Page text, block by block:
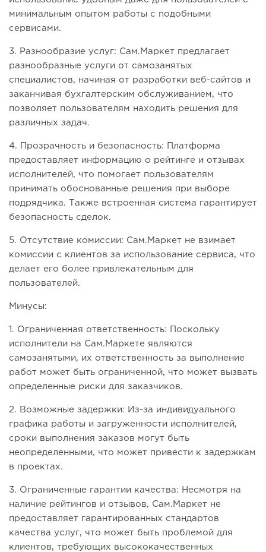
минимальным опытом работы с подобными
сервисами.
3. Разнообразие услуг: Сам.Маркет предлагает
разнообразные услуги от самозанятых
специалистов, начиная от разработки веб-сайтов и
заканчивая бухгалтерским обслуживанием, что
позволяет пользователям находить решения для
различных задач.
4. Прозрачность и безопасность: Платформа
предоставляет информацию о рейтинге и отзывах
исполнителей, что помогает пользователям
принимать обоснованные решения при выборе
подрядчика. Также встроенная система гарантирует
безопасность сделок.
5. Отсутствие комиссии: Сам.Маркет не взимает
комиссии с клиентов за использование сервиса, что
делает его более привлекательным для
пользователей.
Минусы:
1. Ограниченная ответственность: Поскольку
исполнители на Сам.Маркете являются
самозанятыми, их ответственность за выполнение
работ может быть ограниченной, что может вызвать
определенные риски для заказчиков.
2. Возможные задержки: Из-за индивидуального
графика работы и загруженности исполнителей,
сроки выполнения заказов могут быть
неопределенными, что может привести к задержкам
в проектах.
3. Ограниченные гарантии качества: Несмотря на
наличие рейтингов и отзывов, Сам.Маркет не
предоставляет гарантированных стандартов
качества услуг, что может быть проблемой для
клиентов, требующих высококачественных